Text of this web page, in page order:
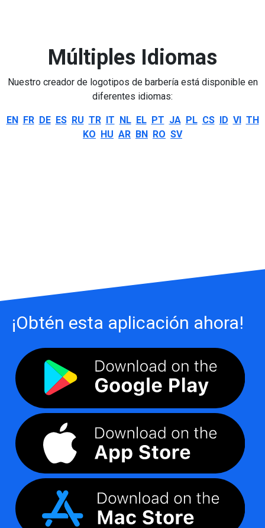
Múltiples Idiomas
Nuestro creador de logotipos de barbería está disponible en
diferentes idiomas:
EN FR DE ES RU TR IT NL EL PT JA PL CS ID VI TH
KO HU AR BN RO SV
¡Obtén esta aplicación ahora!